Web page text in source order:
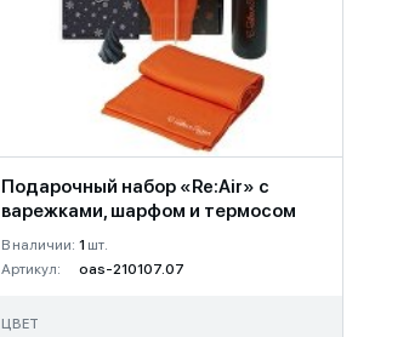
Подарочный набор «Re:Air» с
варежками, шарфом и термосом
В наличии: 1 шт.
Артикул:
oas-210107.07
ЦВЕТ